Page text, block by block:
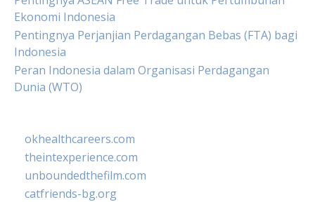
Ekonomi Indonesia
Pentingnya Perjanjian Perdagangan Bebas (FTA) bagi
Indonesia
Peran Indonesia dalam Organisasi Perdagangan
Dunia (WTO)
okhealthcareers.com
theintexperience.com
unboundedthefilm.com
catfriends-bg.org